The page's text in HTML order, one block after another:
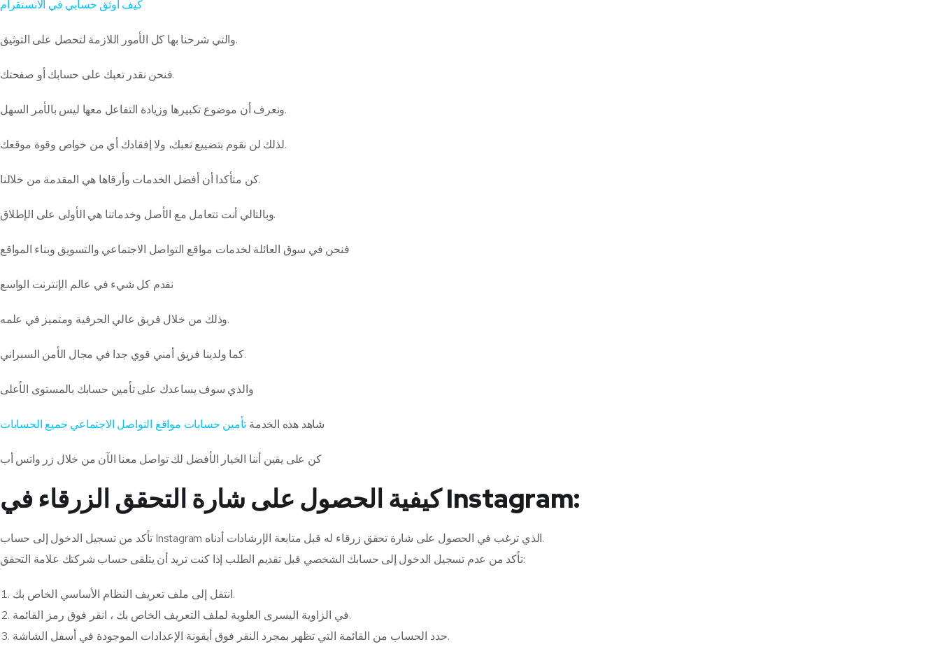
كيف اوثق حسابي في الانستقرام
والتي شرحنا بها كل الأمور اللازمة لتحصل على التوثيق.
فنحن نقدر تعبك على حسابك أو صفحتك.
ونعرف أن موضوع تكبيرها وزيادة التفاعل معها ليس بالأمر السهل.
لذلك لن نقوم بتضييع تعبك، ولا إفقادك أي من خواص وقوة موقعك.
كن متأكدا أن أفضل الخدمات وأرقاها هي المقدمة من خلالنا.
وبالتالي أنت تتعامل مع الأصل وخدماتنا هي الأولى على الإطلاق.
فنحن في سوق العائلة لخدمات مواقع التواصل الاجتماعي والتسويق وبناء المواقع
نقدم كل شيء في عالم الإنترنت الواسع
وذلك من خلال فريق عالي الحرفية ومتميز في علمه.
كما ولدينا فريق أمني قوي جدا في مجال الأمن السبراني.
والذي سوف يساعدك على تأمين حسابك بالمستوى الأعلى
شاهد هذه الخدمة تأمين حسابات مواقع التواصل الاجتماعي جميع الحسابات
كن على يقين أننا الخيار الأفضل لك تواصل معنا الآن من خلال زر واتس أب
كيفية الحصول على شارة التحقق الزرقاء في Instagram:
تأكد من تسجيل الدخول إلى حساب Instagram الذي ترغب في الحصول على شارة تحقق زرقاء له قبل متابعة الإرشادات أدناه.
تأكد من عدم تسجيل الدخول إلى حسابك الشخصي قبل تقديم الطلب إذا كنت تريد أن يتلقى حساب شركتك علامة التحقق:
انتقل إلى ملف تعريف النظام الأساسي الخاص بك.
في الزاوية اليسرى العلوية لملف التعريف الخاص بك ، انقر فوق رمز القائمة.
حدد الحساب من القائمة التي تظهر بمجرد النقر فوق أيقونة الإعدادات الموجودة في أسفل الشاشة.